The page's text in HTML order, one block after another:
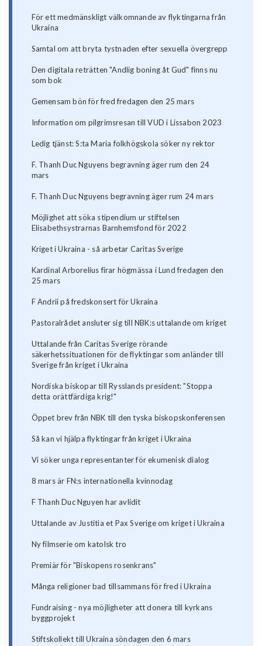
För ett medmänskligt välkomnande av flyktingarna från
Ukraina
Samtal om att bryta tystnaden efter sexuella övergrepp
Den digitala reträtten "Andlig boning åt Gud" finns nu
som bok
Gemensam bön för fred fredagen den 25 mars
Information om pilgrimsresan till VUD i Lissabon 2023
Ledig tjänst: S:ta Maria folkhögskola söker ny rektor
F. Thanh Duc Nguyens begravning äger rum den 24
mars
F. Thanh Duc Nguyens begravning äger rum 24 mars
Möjlighet att söka stipendium ur stiftelsen
Elisabethsystrarnas Barnhemsfond för 2022
Kriget i Ukraina - så arbetar Caritas Sverige
Kardinal Arborelius firar högmässa i Lund fredagen den
25 mars
F Andrii på fredskonsert för Ukraina
Pastoralrådet ansluter sig till NBK:s uttalande om kriget
Uttalande från Caritas Sverige rörande
säkerhetssituationen för de flyktingar som anländer till
Sverige från kriget i Ukraina
Nordiska biskopar till Rysslands president: "Stoppa
detta orättfärdiga krig!"
Öppet brev från NBK till den tyska biskopskonferensen
Så kan vi hjälpa flyktingar från kriget i Ukraina
Vi söker unga representanter för ekumenisk dialog
8 mars är FN:s internationella kvinnodag
F Thanh Duc Nguyen har avlidit
Uttalande av Justitia et Pax Sverige om kriget i Ukraina
Ny filmserie om katolsk tro
Premiär för "Biskopens rosenkrans"
Många religioner bad tillsammans för fred i Ukraina
Fundraising - nya möjligheter att donera till kyrkans
byggprojekt
Stiftskollekt till Ukraina söndagen den 6 mars